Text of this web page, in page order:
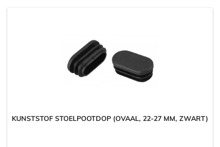
KUNSTSTOF STOELPOOTDOP (OVAAL, 22-27 MM, ZWART)